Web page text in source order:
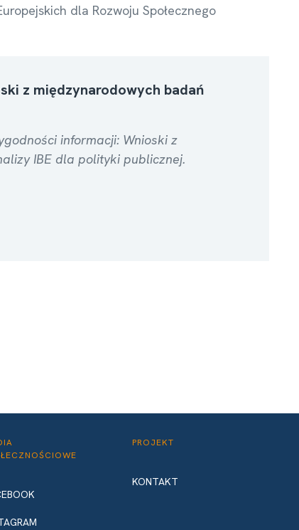
dla Rozwoju Społecznego
z międzynarodowych badań
informacji: Wnioski z
IBE dla polityki publicznej.
PROJEKT
KONTAKT